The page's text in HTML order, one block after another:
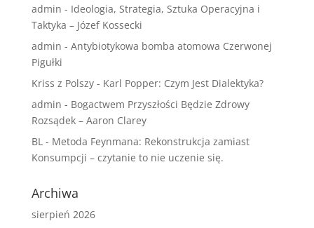
admin - Ideologia, Strategia, Sztuka Operacyjna i
Taktyka – Józef Kossecki
admin - Antybiotykowa bomba atomowa Czerwonej
Pigułki
Kriss z Polszy- Karl Popper: Czym Jest Dialektyka?
admin - Bogactwem Przyszłości Będzie Zdrowy
Rozsądek – Aaron Clarey
BL- Metoda Feynmana: Rekonstrukcja zamiast
Konsumpcji – czytanie to nie uczenie się.
Archiwa
sierpień 2026